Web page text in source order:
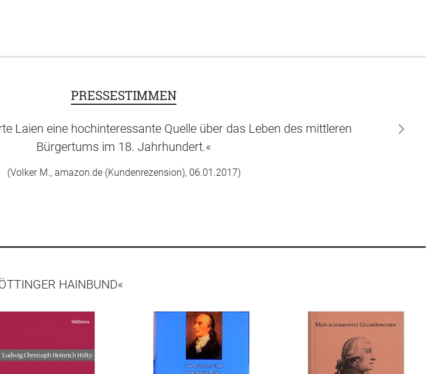
PRESSESTIMMEN
Laien eine hochinteressante Quelle über das Leben des mittleren
Bürgertums im 18. Jahrhundert.«
(Volker M., amazon.de (Kundenrezension), 06.01.2017)
weiter
HAINBUND«